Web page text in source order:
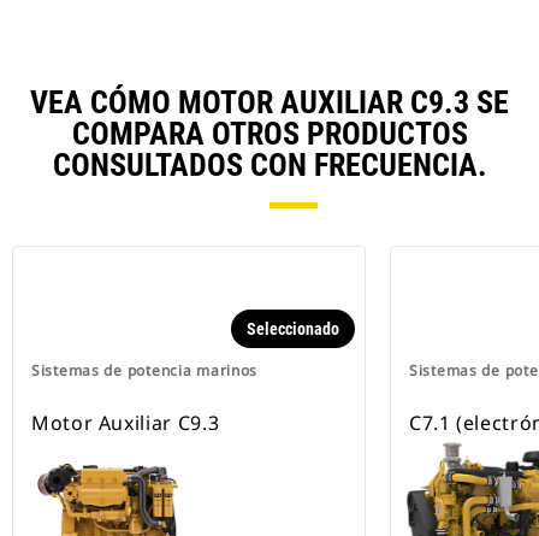
VEA CÓMO MOTOR AUXILIAR C9.3 SE
COMPARA OTROS PRODUCTOS
CONSULTADOS CON FRECUENCIA.
Sistemas de potencia marinos
Seleccionado
Motor Auxiliar C9.3
Sistemas de
C7.1